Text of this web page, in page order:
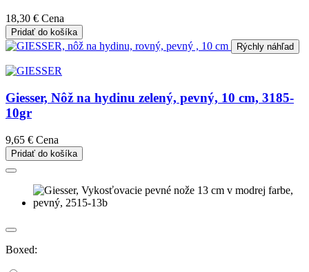
18,30 € Cena
Pridať do košíka
Rýchly náhľad
Giesser, Nôž na hydinu zelený, pevný, 10 cm, 3185-
10gr
9,65 € Cena
Pridať do košíka
Boxed: